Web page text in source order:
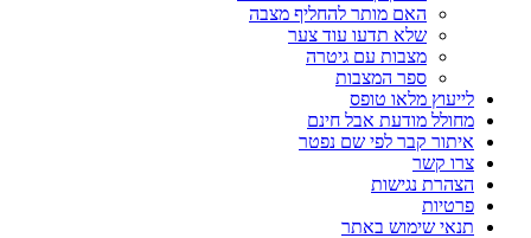
האם מותר להחליף מצבה
שלא תדעו עוד צער
מצבות עם גיטרה
ספר המצבות
לייעוץ מלאו טופס
מחולל מודעת אבל חינם
איתור קבר לפי שם נפטר
צרו קשר
הצהרת נגישות
פרטיות
תנאי שימוש באתר